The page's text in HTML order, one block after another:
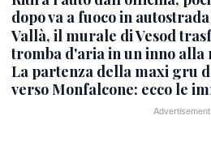
dopo va a fuoco in
Vallà, il murale di Vesod
tromba d'aria in un inno alla
La partenza della maxi gru
verso Monfalcone: ecco le